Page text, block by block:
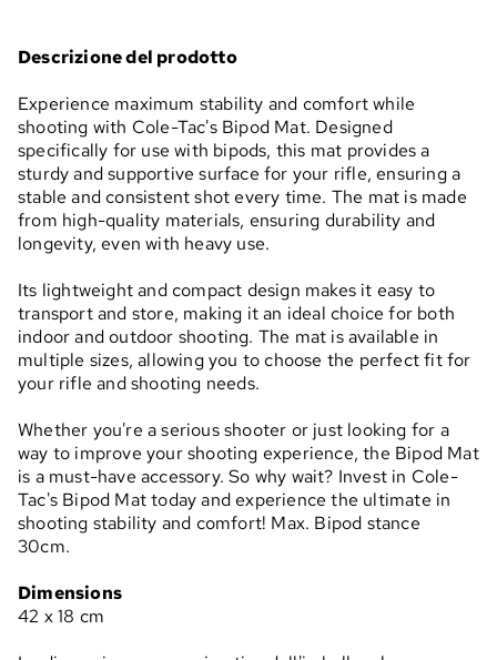
Descrizione del prodotto
Experience maximum stability and comfort while
shooting with Cole-Tac's Bipod Mat. Designed
specifically for use with bipods, this mat provides a
sturdy and supportive surface for your rifle, ensuring a
stable and consistent shot every time. The mat is made
from high-quality materials, ensuring durability and
longevity, even with heavy use.
Its lightweight and compact design makes it easy to
transport and store, making it an ideal choice for both
indoor and outdoor shooting. The mat is available in
multiple sizes, allowing you to choose the perfect fit for
your rifle and shooting needs.
Whether you're a serious shooter or just looking for a
way to improve your shooting experience, the Bipod Mat
is a must-have accessory. So why wait? Invest in Cole-
Tac's Bipod Mat today and experience the ultimate in
shooting stability and comfort! Max. Bipod stance
30cm.
Dimensions
42 x 18 cm